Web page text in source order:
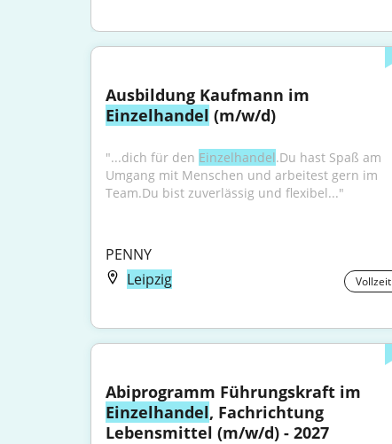
Einzelhandel (m/w/d)
"...dich für den Einzelhandel.Du hast Spaß am
Umgang mit Menschen und arbeitest gern im
Team.Du bist zuverlässig und flexibel..."
PENNY
Leipzig
Vollzeit
Einzelhandel, Fachrichtung
Lebensmittel (m/w/d) - 2027